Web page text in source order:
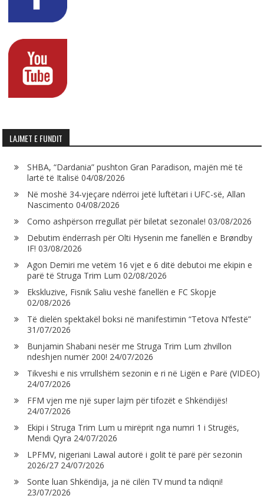
LAJMET E FUNDIT
SHBA, “Dardania” pushton Gran Paradison, majën më të
lartë të Italisë 04/08/2026
Në moshë 34-vjeçare ndërroi jetë luftëtari i UFC-së, Allan
Nascimento 04/08/2026
Como ashpërson rregullat për biletat sezonale! 03/08/2026
Debutim ëndërrash për Olti Hysenin me fanellën e Brøndby
IF! 03/08/2026
Agon Demiri me vetëm 16 vjet e 6 ditë debutoi me ekipin e
parë të Struga Trim Lum 02/08/2026
Ekskluzive, Fisnik Saliu veshë fanellën e FC Skopje
02/08/2026
Të dielën spektakël boksi në manifestimin “Tetova N’festë”
31/07/2026
Bunjamin Shabani nesër me Struga Trim Lum zhvillon
ndeshjen numër 200! 24/07/2026
Tikveshi e nis vrrullshëm sezonin e ri në Ligën e Parë (VIDEO)
24/07/2026
FFM vjen me një super lajm për tifozët e Shkëndijës!
24/07/2026
Ekipi i Struga Trim Lum u mirëprit nga numri 1 i Strugës,
Mendi Qyra 24/07/2026
LPFMV, nigeriani Lawal autorë i golit të parë për sezonin
2026/27 24/07/2026
Sonte luan Shkëndija, ja në cilën TV mund ta ndiqni!
23/07/2026